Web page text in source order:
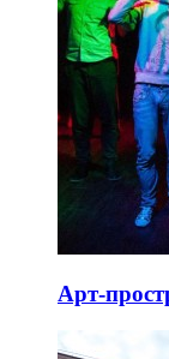
Арт-